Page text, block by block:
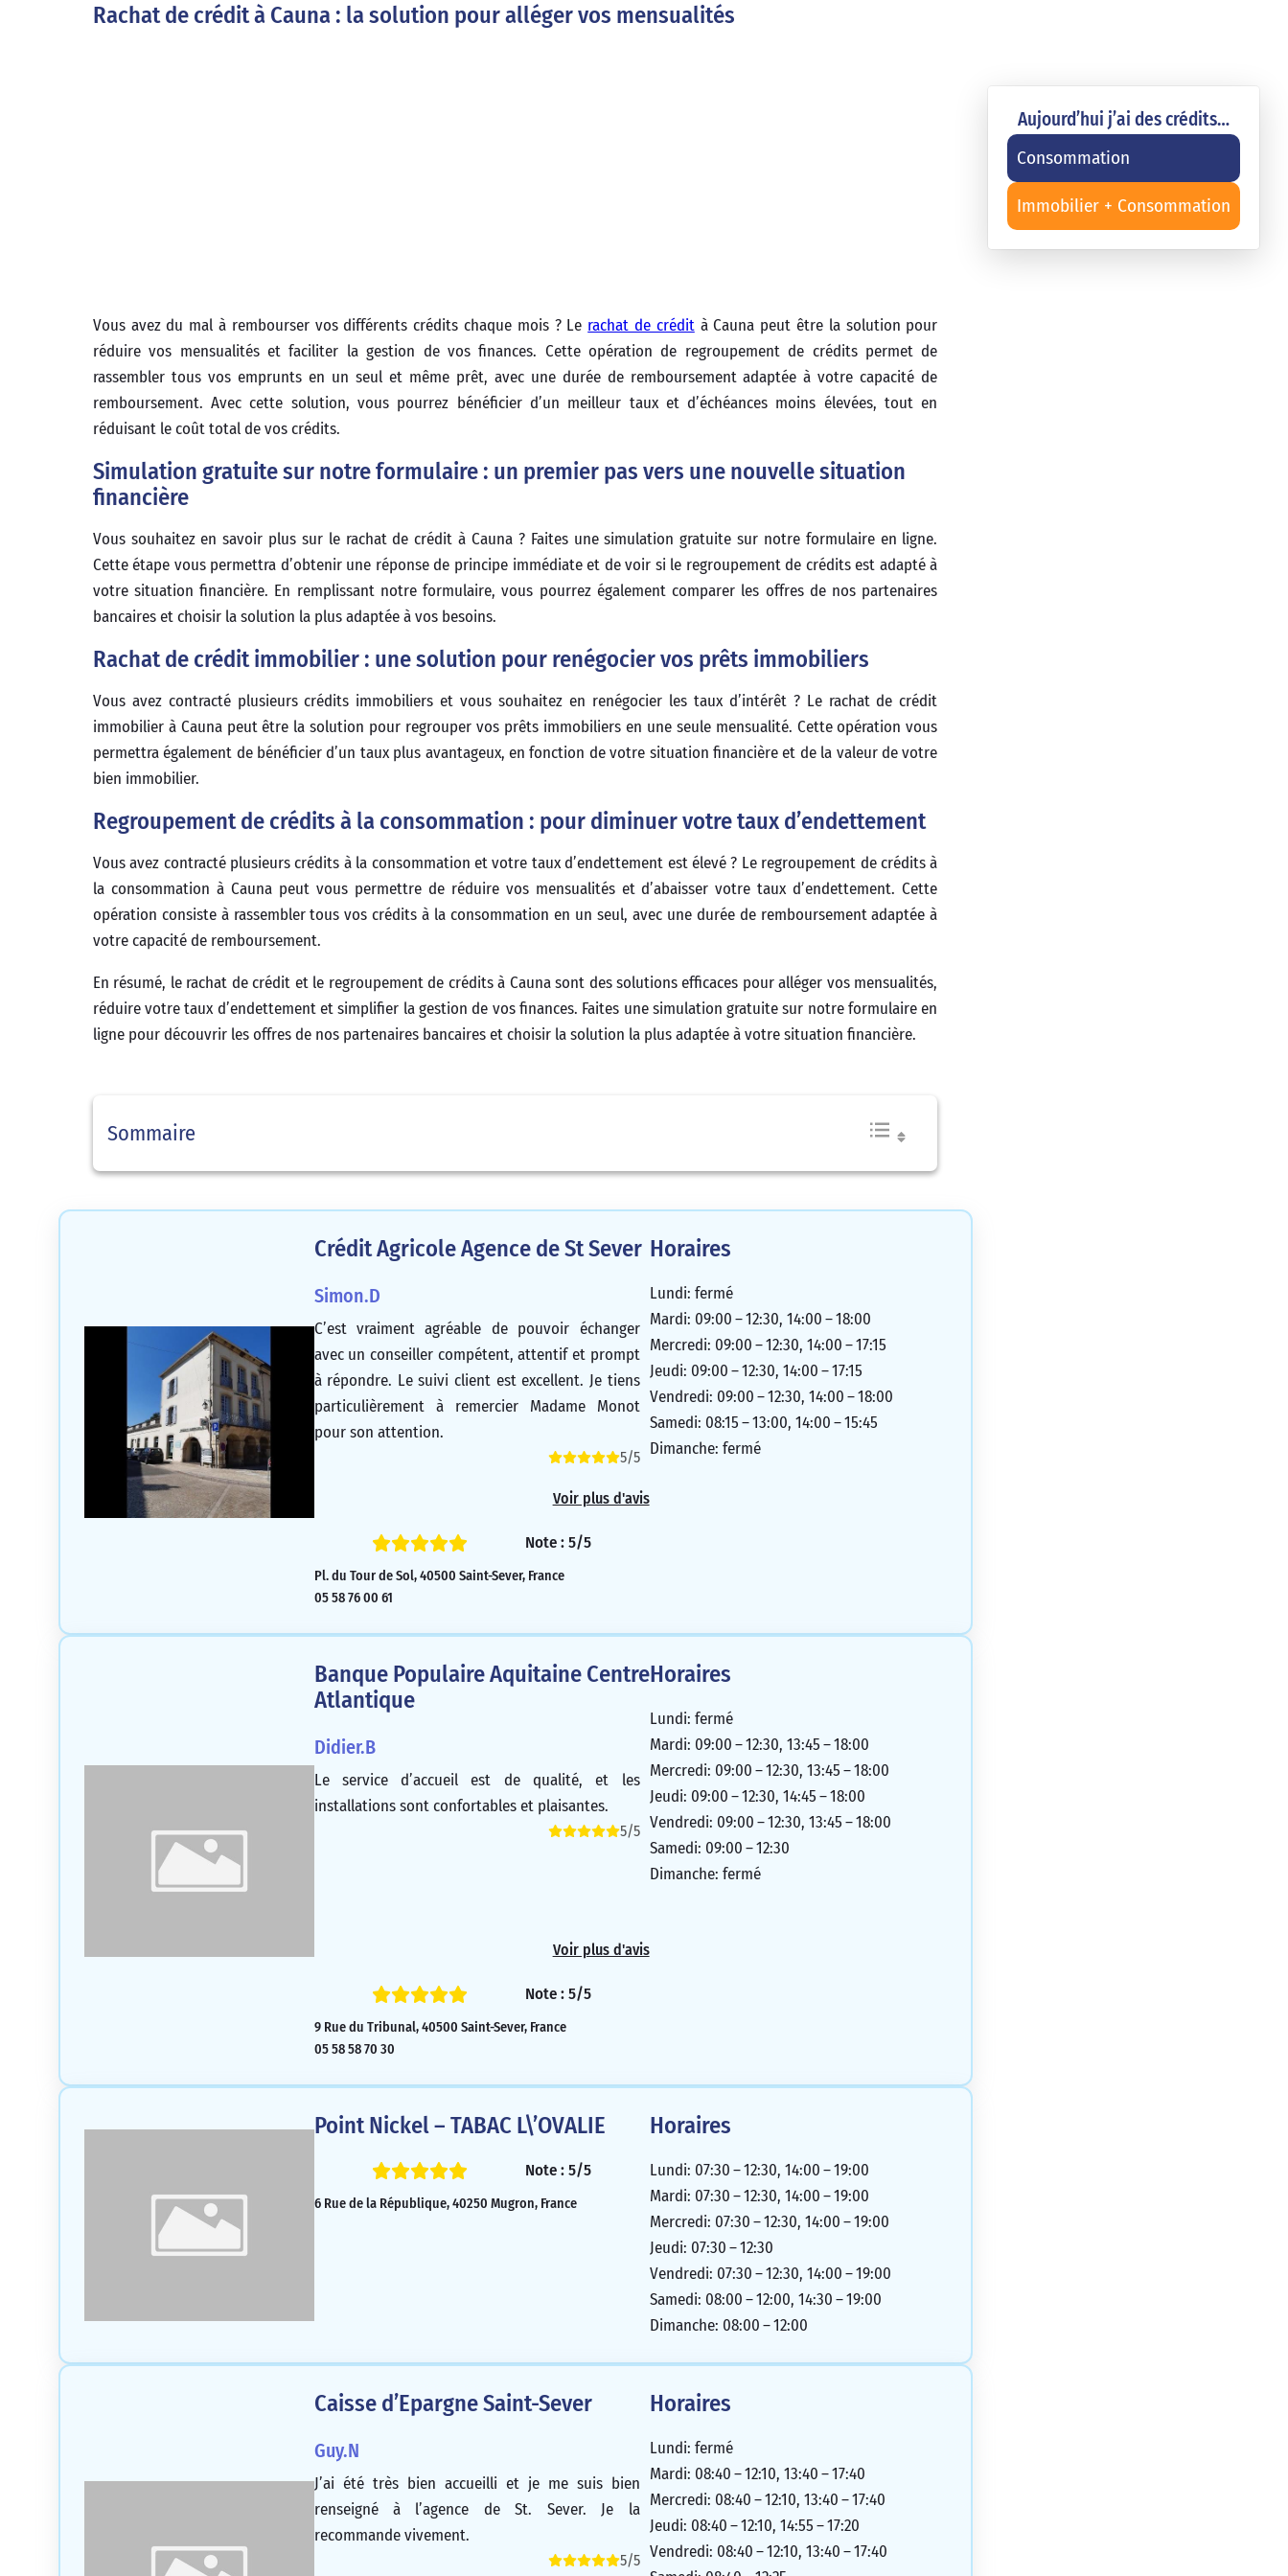
Aujourd’hui j’ai des crédits…
Consommation
Immobilier + Consommation
Rachat de crédit à Cauna : la solution pour alléger vos mensualités
Vous avez du mal à rembourser vos différents crédits chaque mois ? Le rachat de crédità Cauna peut être la solution pour
réduire vos mensualités et faciliter la gestion de vos finances. Cette opération de regroupement de crédits permet de
rassembler tous vos emprunts en un seul et même prêt, avec une durée de remboursement adaptée à votre capacité de
remboursement. Avec cette solution, vous pourrez bénéficier d’un meilleur taux et d’échéances moins élevées, tout en
réduisant le coût total de vos crédits.
Simulation gratuite sur notre formulaire : un premier pas vers une nouvelle situation
financière
Vous souhaitez en savoir plus sur le rachat de crédit à Cauna ? Faites une simulation gratuite sur notre formulaire en ligne.
Cette étape vous permettra d’obtenir une réponse de principe immédiate et de voir si le regroupement de crédits est adapté à
votre situation financière. En remplissant notre formulaire, vous pourrez également comparer les offres de nos partenaires
bancaires et choisir la solution la plus adaptée à vos besoins.
Rachat de crédit immobilier : une solution pour renégocier vos prêts immobiliers
Vous avez contracté plusieurs crédits immobiliers et vous souhaitez en renégocier les taux d’intérêt ? Le rachat de crédit
immobilier à Cauna peut être la solution pour regrouper vos prêts immobiliers en une seule mensualité. Cette opération vous
permettra également de bénéficier d’un taux plus avantageux, en fonction de votre situation financière et de la valeur de votre
bien immobilier.
Regroupement de crédits à la consommation : pour diminuer votre taux d’endettement
Vous avez contracté plusieurs crédits à la consommation et votre taux d’endettement est élevé ? Le regroupement de crédits à
la consommation à Cauna peut vous permettre de réduire vos mensualités et d’abaisser votre taux d’endettement. Cette
opération consiste à rassembler tous vos crédits à la consommation en un seul, avec une durée de remboursement adaptée à
votre capacité de remboursement.
En résumé, le rachat de crédit et le regroupement de crédits à Cauna sont des solutions efficaces pour alléger vos mensualités,
réduire votre taux d’endettement et simplifier la gestion de vos finances. Faites une simulation gratuite sur notre formulaire en
ligne pour découvrir les offres de nos partenaires bancaires et choisir la solution la plus adaptée à votre situation financière.
Sommaire
Crédit Agricole Agence de St Sever
Simon.D
C’est vraiment agréable de pouvoir échanger
avec un conseiller compétent, attentif et prompt
à répondre. Le suivi client est excellent. Je tiens
particulièrement à remercier Madame Monot
pour son attention.
5/5
Voir plus d'avis
Note : 5/5
Pl. du Tour de Sol, 40500 Saint-Sever, France
05 58 76 00 61
Horaires
Lundi: fermé
Mardi: 09:00 – 12:30, 14:00 – 18:00
Mercredi: 09:00 – 12:30, 14:00 – 17:15
Jeudi: 09:00 – 12:30, 14:00 – 17:15
Vendredi: 09:00 – 12:30, 14:00 – 18:00
Samedi: 08:15 – 13:00, 14:00 – 15:45
Dimanche: fermé
Banque Populaire Aquitaine Centre
Atlantique
Didier.B
Le service d’accueil est de qualité, et les
installations sont confortables et plaisantes.
5/5
Voir plus d'avis
Note : 5/5
9 Rue du Tribunal, 40500 Saint-Sever, France
05 58 58 70 30
Horaires
Lundi: fermé
Mardi: 09:00 – 12:30, 13:45 – 18:00
Mercredi: 09:00 – 12:30, 13:45 – 18:00
Jeudi: 09:00 – 12:30, 14:45 – 18:00
Vendredi: 09:00 – 12:30, 13:45 – 18:00
Samedi: 09:00 – 12:30
Dimanche: fermé
Point Nickel – TABAC L\’OVALIE
Note : 5/5
6 Rue de la République, 40250 Mugron, France
Horaires
Lundi: 07:30 – 12:30, 14:00 – 19:00
Mardi: 07:30 – 12:30, 14:00 – 19:00
Mercredi: 07:30 – 12:30, 14:00 – 19:00
Jeudi: 07:30 – 12:30
Vendredi: 07:30 – 12:30, 14:00 – 19:00
Samedi: 08:00 – 12:00, 14:30 – 19:00
Dimanche: 08:00 – 12:00
Caisse d’Epargne Saint-Sever
Guy.N
J’ai été très bien accueilli et je me suis bien
renseigné à l’agence de St. Sever. Je la
recommande vivement.
5/5
Horaires
Lundi: fermé
Mardi: 08:40 – 12:10, 13:40 – 17:40
Mercredi: 08:40 – 12:10, 13:40 – 17:40
Jeudi: 08:40 – 12:10, 14:55 – 17:20
Vendredi: 08:40 – 12:10, 13:40 – 17:40